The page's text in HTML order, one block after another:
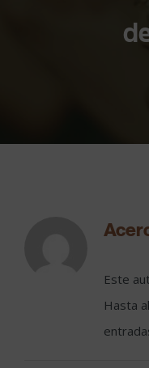
Este
Hasta